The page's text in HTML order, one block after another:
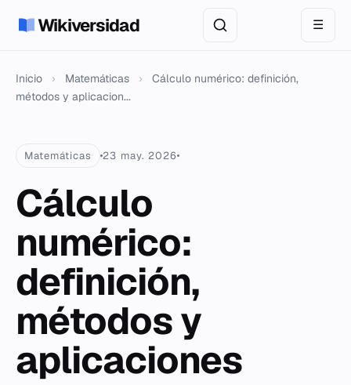
Wikiversidad ☰
Inicio › Matemáticas ›
Cálculo numérico: definición,
métodos y aplicacion...
Matemáticas 23 may. 2026
Cálculo
numérico:
definición,
métodos y
aplicaciones